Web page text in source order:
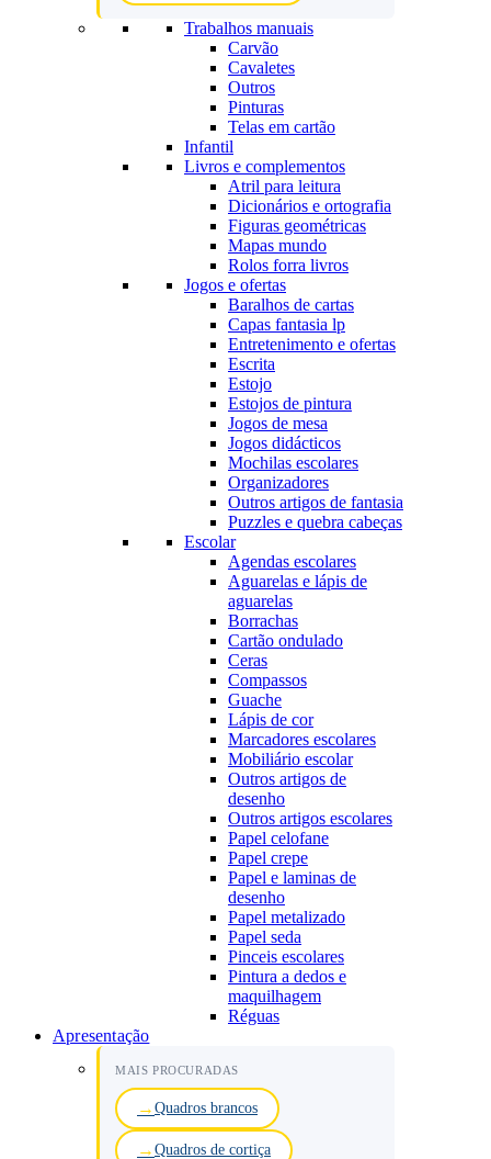
Trabalhos manuais
Carvão
Cavaletes
Outros
Pinturas
Telas em cartão
Infantil
Livros e complementos
Atril para leitura
Dicionários e ortografia
Figuras geométricas
Mapas mundo
Rolos forra livros
Jogos e ofertas
Baralhos de cartas
Capas fantasia lp
Entretenimento e ofertas
Escrita
Estojo
Estojos de pintura
Jogos de mesa
Jogos didácticos
Mochilas escolares
Organizadores
Outros artigos de fantasia
Puzzles e quebra cabeças
Escolar
Agendas escolares
Aguarelas e lápis de
aguarelas
Borrachas
Cartão ondulado
Ceras
Compassos
Guache
Lápis de cor
Marcadores escolares
Mobiliário escolar
Outros artigos de
desenho
Outros artigos escolares
Papel celofane
Papel crepe
Papel e laminas de
desenho
Papel metalizado
Papel seda
Pinceis escolares
Pintura a dedos e
maquilhagem
Réguas
Apresentação
MAIS PROCURADAS
Quadros brancos
Quadros de cortiça